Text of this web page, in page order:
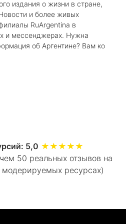
издания о жизни в стране,
и более живых
RuArgentina в
и мессенджерах. Нужна
об Аргентине? Вам ко
5,0 ★★★★★
50 реальных отзывов на
модерируемых ресурсах)